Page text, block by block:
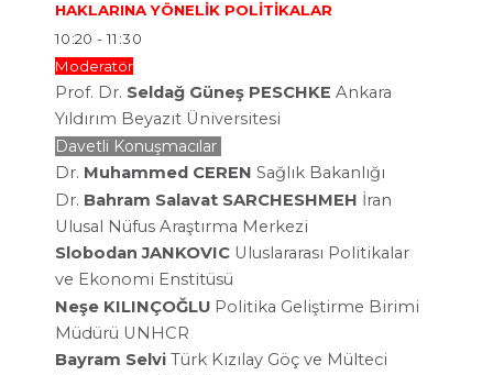
HAKLARINA YÖNELİK POLİTİKALAR
10:20 - 11:30
Moderatör
Prof. Dr. Seldağ Güneş PESCHKE Ankara
Yıldırım Beyazıt Üniversitesi
Davetli Konuşmacılar
Dr. Muhammed CEREN Sağlık Bakanlığı
Dr. Bahram Salavat SARCHESHMEH İran
Ulusal Nüfus Araştırma Merkezi
Slobodan JANKOVIC Uluslararası Politikalar
ve Ekonomi Enstitüsü
Neşe KILINÇOĞLU Politika Geliştirme Birimi
Müdürü UNHCR
Bayram SelviTürk Kızılay Göç ve Mülteci